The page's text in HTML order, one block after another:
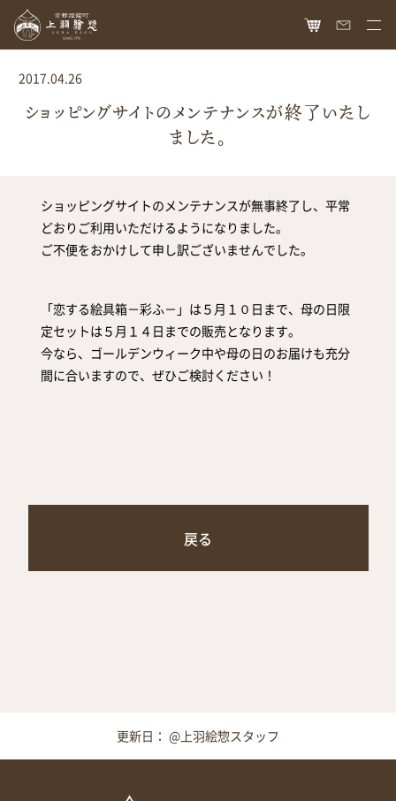
HOME
オンラインショップ
絵具
胡粉コスメ
胡粉石鹸
瑞々
爪美容液
最新情報
メディア掲載
読み物
日本画作品帖
白狐通信
会社概要
想い
歴史
お問い合わせ
カタログ請求
2017.04.26
ショッピングサイトのメンテナンスが終了いたし
ました。
ショッピングサイトのメンテナンスが無事終了し、平常
どおりご利用いただけるようになりました。
ご不便をおかけして申し訳ございませんでした。
「恋する絵具箱－彩ふ－」は５月１０日まで、母の日限
定セットは５月１４日までの販売となります。
今なら、ゴールデンウィーク中や母の日のお届けも充分
間に合いますので、ぜひご検討ください！
戻る
更新日： @上羽絵惣スタッフ